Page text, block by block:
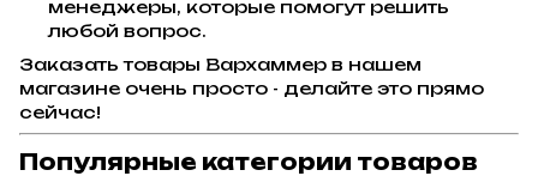
менеджеры, которые помогут решить
любой вопрос.
Заказать товары Вархаммер в нашем
магазине очень просто - делайте это прямо
сейчас!
Популярные категории товаров